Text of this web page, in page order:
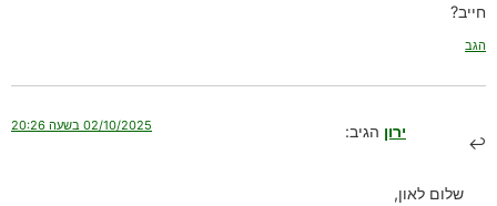
חייב?
הגב
ירון הגיב: 02/10/2025 בשעה 20:26
שלום לאון,